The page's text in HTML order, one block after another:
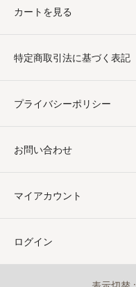
カートを見る
特定商取引法に基づく表記
プライバシーポリシー
お問い合わせ
マイアカウント
ログイン